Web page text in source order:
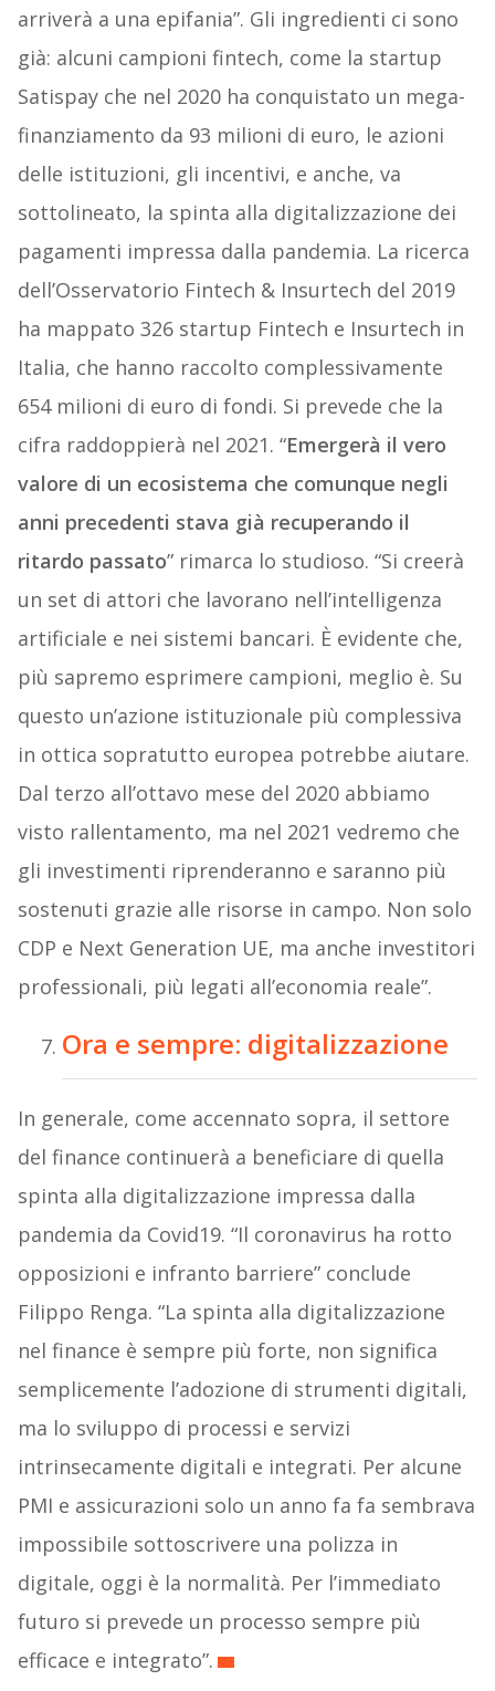
arriverà a una epifania”. Gli ingredienti ci sono
già: alcuni campioni fintech, come la startup
Satispay che nel 2020 ha conquistato un mega-
finanziamento da 93 milioni di euro, le azioni
delle istituzioni, gli incentivi, e anche, va
sottolineato, la spinta alla digitalizzazione dei
pagamenti impressa dalla pandemia. La ricerca
dell’Osservatorio Fintech & Insurtech del 2019
ha mappato 326 startup Fintech e Insurtech in
Italia, che hanno raccolto complessivamente
654 milioni di euro di fondi. Si prevede che la
cifra raddoppierà nel 2021. “Emergerà il vero
valore di un ecosistema che comunque negli
anni precedenti stava già recuperando il
ritardo passato” rimarca lo studioso. “Si creerà
un set di attori che lavorano nell’intelligenza
artificiale e nei sistemi bancari. È evidente che,
più sapremo esprimere campioni, meglio è. Su
questo un’azione istituzionale più complessiva
in ottica sopratutto europea potrebbe aiutare.
Dal terzo all’ottavo mese del 2020 abbiamo
visto rallentamento, ma nel 2021 vedremo che
gli investimenti riprenderanno e saranno più
sostenuti grazie alle risorse in campo. Non solo
CDP e Next Generation UE, ma anche investitori
professionali, più legati all’economia reale”.
Ora e sempre: digitalizzazione
In generale, come accennato sopra, il settore
del finance continuerà a beneficiare di quella
spinta alla digitalizzazione impressa dalla
pandemia da Covid19. “Il coronavirus ha rotto
opposizioni e infranto barriere” conclude
Filippo Renga. “La spinta alla digitalizzazione
nel finance è sempre più forte, non significa
semplicemente l’adozione di strumenti digitali,
ma lo sviluppo di processi e servizi
intrinsecamente digitali e integrati. Per alcune
PMI e assicurazioni solo un anno fa fa sembrava
impossibile sottoscrivere una polizza in
digitale, oggi è la normalità. Per l’immediato
futuro si prevede un processo sempre più
efficace e integrato”.